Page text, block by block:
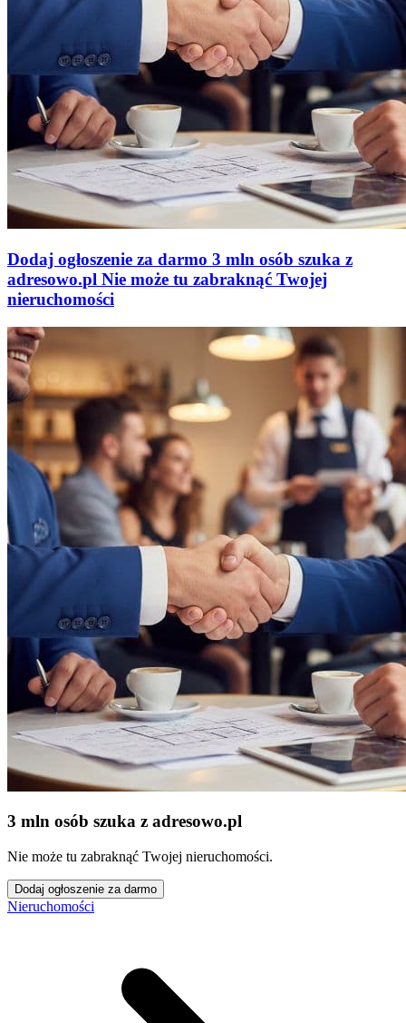
Dodaj ogłoszenie za darmo 3 mln osób szuka z
adresowo.pl Nie może tu zabraknąć Twojej
nieruchomości
3 mln osób szuka z adresowo.pl
Nie może tu zabraknąć Twojej nieruchomości.
Dodaj ogłoszenie za darmo
Nieruchomości